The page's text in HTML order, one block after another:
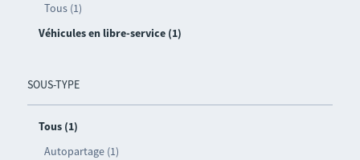
Tous (1)
Véhicules en libre-service (1)
SOUS-TYPE
Tous (1)
Autopartage (1)